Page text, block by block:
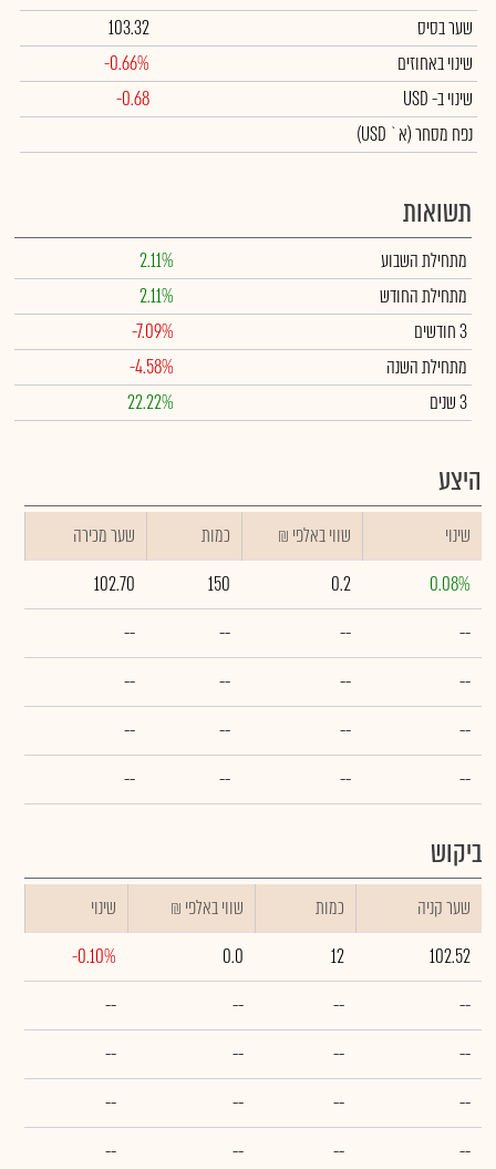
שער בסיס
103.32
שינוי באחוזים
-0.66%
שינויב- USD
-0.68
נפח מסחר(א` USD)
תשואות
מתחילת השבוע
2.11%
מתחילת החודש
2.11%
3 חודשים
-7.09%
מתחילת השנה
-4.58%
3 שנים
22.22%
היצע
שינוי ₪ שווי באלפי כמות
שער מכירה
0.08%
0.2
150
102.70
--
--
--
--
--
--
--
--
--
--
--
--
--
--
--
--
ביקוש
שער קניה כמות ₪ שווי באלפי
שינוי
102.52
12
0.0
-0.10%
--
--
--
--
--
--
--
--
--
--
--
--
--
--
--
--